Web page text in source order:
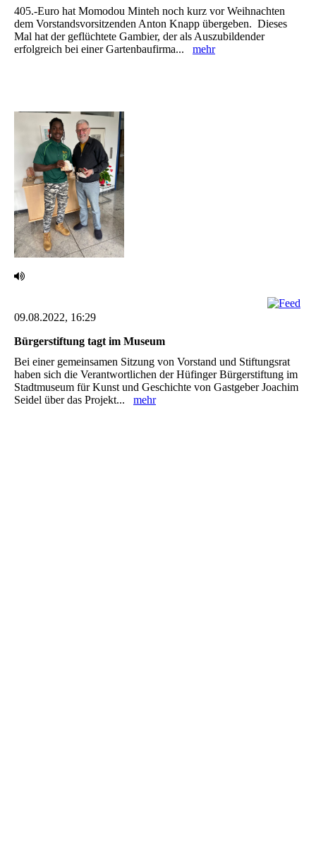
‎405.-Euro hat Momodou Minteh noch kurz vor Weihnachten
dem Vorstandsvorsitzenden Anton ‎Knapp übergeben. ‎ Dieses
Mal hat der geflüchtete Gambier, der als Auszubildender
erfolgreich bei einer ‎Gartenbaufirma... mehr
09.08.2022, 16:29
Bürgerstiftung tagt im Museum
Bei einer gemeinsamen Sitzung von Vorstand und Stiftungsrat
haben sich die Verantwortlichen der Hüfinger Bürgerstiftung im
Stadtmuseum für Kunst und Geschichte von Gastgeber Joachim
Seidel über das Projekt... mehr